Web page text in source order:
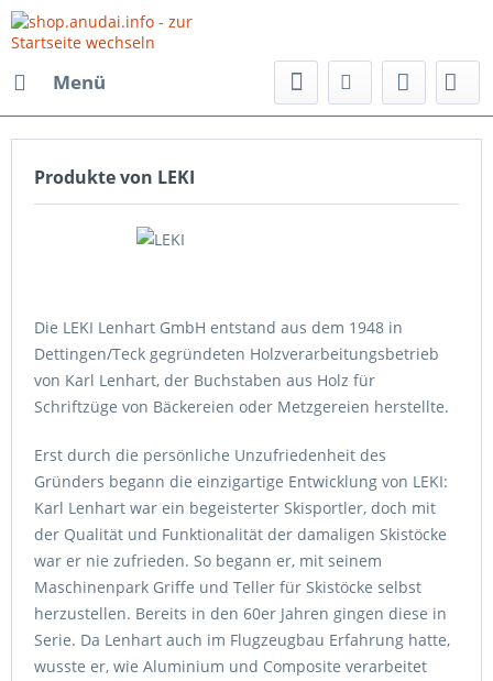
Menü
Produkte von LEKI
Die LEKI Lenhart GmbH entstand aus dem 1948 in
Dettingen/Teck gegründeten Holzverarbeitungsbetrieb
von Karl Lenhart, der Buchstaben aus Holz für
Schriftzüge von Bäckereien oder Metzgereien herstellte.
Erst durch die persönliche Unzufriedenheit des
Gründers begann die einzigartige Entwicklung von LEKI:
Karl Lenhart war ein begeisterter Skisportler, doch mit
der Qualität und Funktionalität der damaligen Skistöcke
war er nie zufrieden. So begann er, mit seinem
Maschinenpark Griffe und Teller für Skistöcke selbst
herzustellen. Bereits in den 60er Jahren gingen diese in
Serie. Da Lenhart auch im Flugzeugbau Erfahrung hatte,
wusste er, wie Aluminium und Composite verarbeitet